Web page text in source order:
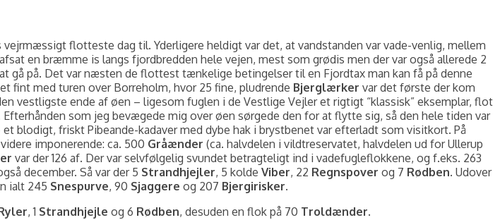
flotteste dag til. Yderligere heldigt var det, at vandstanden var vade-venlig, mellem
en bræmme is langs fjordbredden hele vejen, mest som grødis men der var også allerede 2
gå på. Det var næsten de flottest tænkelige betingelser til en Fjordtax man kan få på denne
fint med turen over Borreholm, hvor 25 fine, pludrende Bjerglærker var det første der kom
vestligste ende af øen – ligesom fuglen i de Vestlige Vejler et rigtigt “klassisk” eksemplar, flot
som jeg bevægede mig over øen sørgede den for at flytte sig, så den hele tiden var
blodigt, friskt Pibeande-kadaver med dybe hak i brystbenet var efterladt som visitkort. På
imponerende: ca. 500 Gråænder (ca. halvdelen i vildtreservatet, halvdelen ud for Ullerup
var der 126 af. Der var selvfølgelig svundet betragteligt ind i vadefugleflokkene, og f.eks. 263
december. Så var der 5 Strandhjejler, 5 kolde Viber, 22 Regnspover og 7 Rødben. Udover
ialt 245 Snespurve, 90 Sjaggere og 207 Bjergirisker.
, 1 Strandhjejle og 6 Rødben, desuden en flok på 70 Troldænder.